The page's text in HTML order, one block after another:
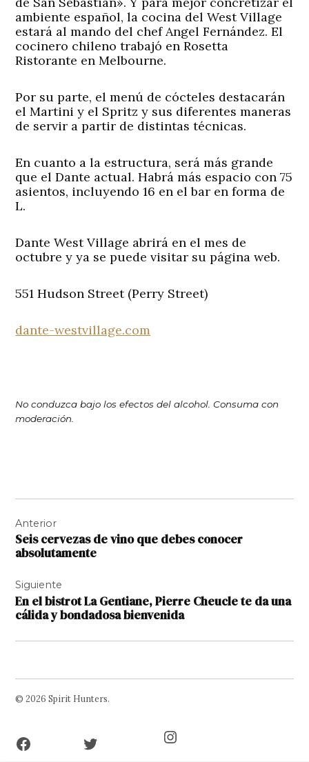
ambiente español, la cocina del West Village
estará al mando del chef Angel Fernández. El
cocinero chileno trabajó en Rosetta
Ristorante en Melbourne.
Por su parte, el menú de cócteles destacarán
el Martini y el Spritz y sus diferentes maneras
de servir a partir de distintas técnicas.
En cuanto a la estructura, será más grande
que el Dante actual. Habrá más espacio con 75
asientos, incluyendo 16 en el bar en forma de
L.
Dante West Village abrirá en el mes de
octubre y ya se puede visitar su página web.
551 Hudson Street (Perry Street)
dante-westvillage.com
No conduzca bajo los efectos del alcohol. Consuma con
moderación.
de
entradas
Anterior
Seis cervezas de vino que debes conocer
absolutamente
Siguiente
En el bistrot La Gentiane, Pierre Cheucle te da una
cálida y bondadosa bienvenida
© 2026 Spirit Hunters.